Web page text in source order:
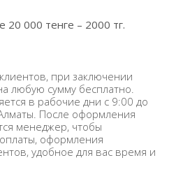
20 000 тенге – 2000 тг.
при заключении
любую сумму бесплатно.
в рабочие дни с 9:00 до
После оформления
менеджер, чтобы
оформления
удобное для вас время и